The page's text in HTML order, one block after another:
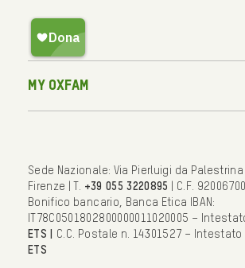
My Oxfam
Sede Nazionale: Via Pierluigi da
Firenze | T. +39 055 3220895
| C.F.
Bonifico bancario, Banca Etica IBAN:
IT78C0501802800000011020005 –
ETS | C.C. Postale n. 14301527 – Intestato
ETS